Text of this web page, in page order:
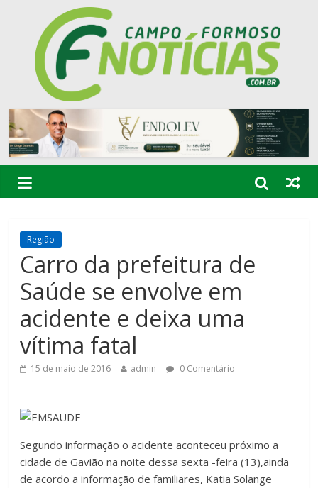
Região
Carro da prefeitura de
Saúde se envolve em
acidente e deixa uma
vítima fatal
15 de maio de 2016 admin 0 Comentário
Segundo informação o acidente aconteceu próximo a
cidade de Gavião na noite dessa sexta -feira (13),ainda
de acordo a informação de familiares, Katia Solange